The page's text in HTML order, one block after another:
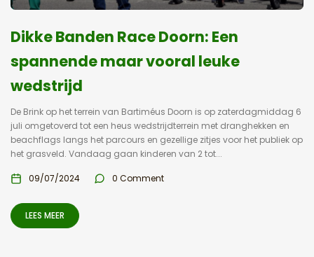
Dikke Banden Race Doorn: Een
spannende maar vooral leuke
wedstrijd
De Brink op het terrein van Bartiméus Doorn is op zaterdagmiddag 6
juli omgetoverd tot een heus wedstrijdterrein met dranghekken en
beachflags langs het parcours en gezellige zitjes voor het publiek op
het grasveld. Vandaag gaan kinderen van 2 tot...
09/07/2024 0 Comment
LEES MEER